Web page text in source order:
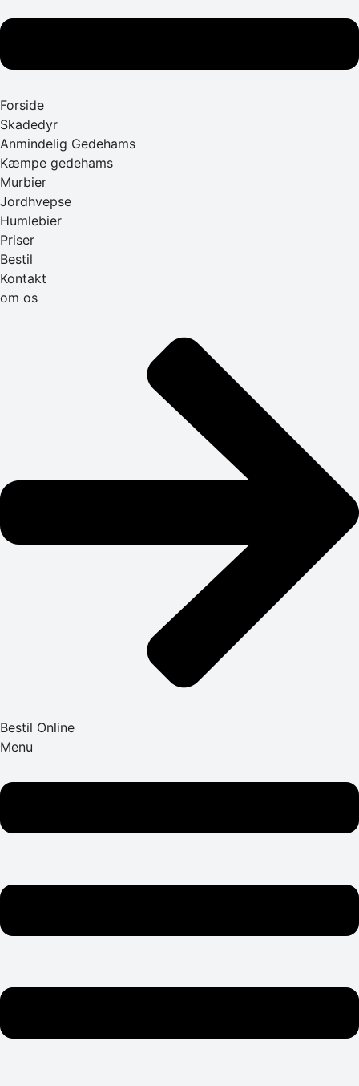
Forside
Skadedyr
Anmindelig Gedehams
Kæmpe gedehams
Murbier
Jordhvepse
Humlebier
Priser
Bestil
Kontakt
om os
Bestil Online
Menu